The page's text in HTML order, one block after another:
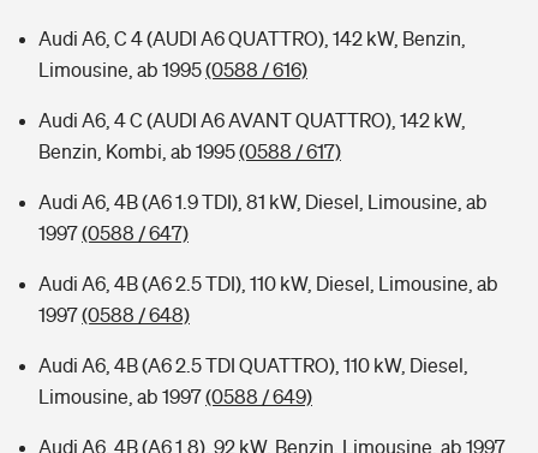
Audi A6, C 4 (AUDI A6 QUATTRO), 142 kW, Benzin,
Limousine, ab 1995(0588 / 616)
Audi A6, 4 C (AUDI A6 AVANT QUATTRO), 142 kW,
Benzin, Kombi, ab 1995(0588 / 617)
Audi A6, 4B (A6 1.9 TDI), 81 kW, Diesel, Limousine, ab
1997(0588 / 647)
Audi A6, 4B (A6 2.5 TDI), 110 kW, Diesel, Limousine, ab
1997(0588 / 648)
Audi A6, 4B (A6 2.5 TDI QUATTRO), 110 kW, Diesel,
Limousine, ab 1997(0588 / 649)
Audi A6, 4B (A6 1.8), 92 kW, Benzin, Limousine, ab 1997